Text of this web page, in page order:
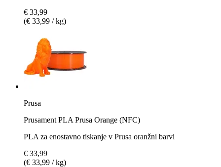
€ 33,99
(€ 33,99 / kg)
Prusa
Prusament PLA Prusa Orange (NFC)
PLA za enostavno tiskanje v Prusa oranžni barvi
€ 33,99
(€ 33,99 / kg)